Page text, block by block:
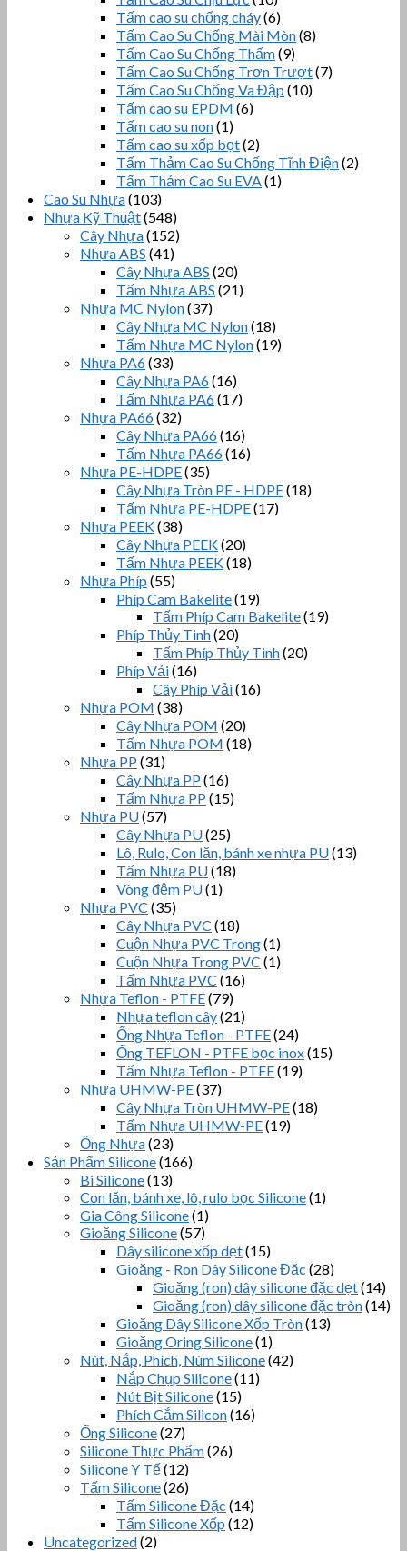
Tấm cao su chống cháy(6)
Tấm Cao Su Chống Mài Mòn(8)
Tấm Cao Su Chống Thấm(9)
Tấm Cao Su Chống Trơn Trượt(7)
Tấm Cao Su Chống Va Đập (10)
Tấm cao su EPDM (6)
Tấm cao su non(1)
Tấm cao su xốp bọt(2)
Tấm Thảm Cao Su Chống Tĩnh Điện(2)
Tấm Thảm Cao Su EVA(1)
Cao Su Nhựa(103)
Nhựa Kỹ Thuật(548)
Cây Nhựa(152)
Nhựa ABS (41)
Cây Nhựa ABS (20)
Tấm Nhựa ABS (21)
Nhựa MC Nylon(37)
Cây Nhựa MC Nylon(18)
Tấm Nhựa MC Nylon(19)
Nhựa PA6(33)
Cây Nhựa PA6(16)
Tấm Nhựa PA6(17)
Nhựa PA66(32)
Cây Nhựa PA66(16)
Tấm Nhựa PA66(16)
Nhựa PE-HDPE(35)
Cây Nhựa Tròn PE - HDPE(18)
Tấm Nhựa PE-HDPE(17)
Nhựa PEEK(38)
Cây Nhựa PEEK(20)
Tấm Nhựa PEEK(18)
Nhựa Phíp (55)
Phíp Cam Bakelite(19)
Tấm Phíp Cam Bakelite(19)
Phíp Thủy Tinh(20)
Tấm Phíp Thủy Tinh(20)
Phíp Vải(16)
Cây Phíp Vải(16)
Nhựa POM (38)
Cây Nhựa POM (20)
Tấm Nhựa POM (18)
Nhựa PP (31)
Cây Nhựa PP (16)
Tấm Nhựa PP (15)
Nhựa PU(57)
Cây Nhựa PU(25)
Lô, Rulo, Con lăn, bánh xe nhựa PU(13)
Tấm Nhựa PU(18)
Vòng đệm PU(1)
Nhựa PVC (35)
Cây Nhựa PVC (18)
Cuộn Nhựa PVC Trong(1)
Cuộn Nhựa Trong PVC (1)
Tấm Nhựa PVC (16)
Nhựa Teflon - PTFE(79)
Nhựa teflon cây(21)
Ống Nhựa Teflon - PTFE(24)
Ống TEFLON - PTFE bọc inox(15)
Tấm Nhựa Teflon - PTFE(19)
Nhựa UHMW-PE(37)
Cây Nhựa Tròn UHMW-PE(18)
Tấm Nhựa UHMW-PE(19)
Ống Nhựa(23)
Sản Phẩm Silicone(166)
Bi Silicone(13)
Con lăn, bánh xe, lô, rulo bọc Silicone(1)
Gia Công Silicone(1)
Gioăng Silicone(57)
Dây silicone xốp dẹt(15)
Gioăng - Ron Dây Silicone Đặc (28)
Gioăng (ron) dây silicone đặc dẹt(14)
Gioăng (ron) dây silicone đặc tròn(14)
Gioăng Dây Silicone Xốp Tròn(13)
Gioăng Oring Silicone(1)
Nút, Nắp, Phích, Núm Silicone(42)
Nắp Chụp Silicone(11)
Nút Bịt Silicone(15)
Phích Cắm Silicon(16)
Ống Silicone(27)
Silicone Thực Phẩm(26)
Silicone Y Tế(12)
Tấm Silicone(26)
Tấm Silicone Đặc (14)
Tấm Silicone Xốp (12)
Uncategorized(2)